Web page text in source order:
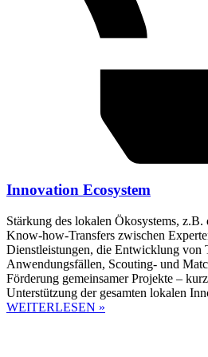
Innovation Ecosystem
Stärkung des lokalen Ökosystems,
Know-how-Transfers zwischen
Dienstleistungen, die Entwicklung von
Anwendungsfällen, Scouting- und
Förderung gemeinsamer Projekte –
Unterstützung der gesamten lokalen
WEITERLESEN »